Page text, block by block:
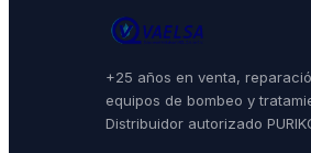
+25 años en venta,
equipos de bombeo y
Distribuidor autorizado